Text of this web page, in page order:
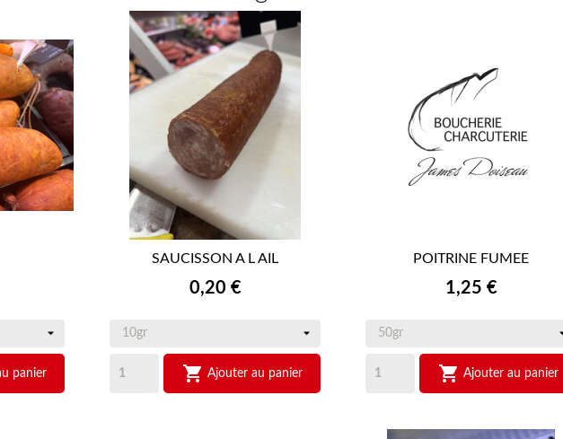
panier
APERÇU RAPIDE
SAUCISSON A L AIL
Prix
0,20 €
 Ajouter au panier
APERÇU RAPIDE
POITRINE FUMEE
Prix
1,25 €
 Ajouter au panier